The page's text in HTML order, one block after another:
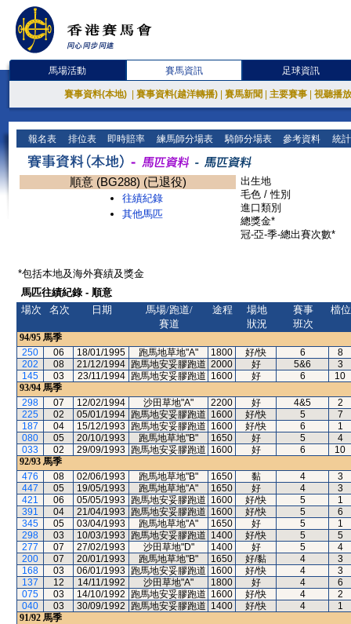
馬場活動 賽馬資訊 足球資訊
賽事資料(本地) 賽事資料(越洋轉播) 賽馬新聞 主要賽事 視聽播
報名表 排位表 即時賠率 練馬師分場表 騎師分場表 參考資料 統
順意 (BG288) (已退役)
往績紀錄
其他馬匹
出生地
毛色 / 性別
進口類別
總獎金*
冠-亞-季-總出賽次數*
*包括本地及海外賽績及獎金
馬匹往績紀錄 - 順意
場次
名次 日期
馬場/跑道/
賽道
途程
場地
狀況
賽事
班次
檔位
94/95 馬季
250
06 18/01/1995 跑馬地草地"A" 1800 好/快 6
8
202
08 21/12/1994 跑馬地安妥膠跑道 2000 好 5&6
3
145
03 23/11/1994 跑馬地安妥膠跑道 1600 好 6
10
93/94 馬季
298
07 12/02/1994 沙田草地"A" 2200 好 4&5
2
225
02 05/01/1994 跑馬地安妥膠跑道 1600 好/快 5
7
187
04 15/12/1993 跑馬地安妥膠跑道 1600 好/快 6
1
080
05 20/10/1993 跑馬地草地"B" 1650 好 5
4
033
02 29/09/1993 跑馬地安妥膠跑道 1600 好 6
10
92/93 馬季
476
08 02/06/1993 跑馬地草地"B" 1650 黏 4
3
447
05 19/05/1993 跑馬地草地"A" 1650 好 4
3
421
06 05/05/1993 跑馬地安妥膠跑道 1600 好/快 5
1
391
04 21/04/1993 跑馬地安妥膠跑道 1600 好/快 5
6
345
05 03/04/1993 跑馬地草地"A" 1650 好 5
1
298
03 10/03/1993 跑馬地安妥膠跑道 1400 好/快 5
5
277
07 27/02/1993 沙田草地"D" 1400 好 5
4
200
07 20/01/1993 跑馬地草地"B" 1650 好/黏 4
3
168
03 06/01/1993 跑馬地安妥膠跑道 1600 好/快 4
3
137
12 14/11/1992 沙田草地"A" 1800 好 4
6
075
03 14/10/1992 跑馬地安妥膠跑道 1600 好/快 4
2
040
03 30/09/1992 跑馬地安妥膠跑道 1400 好/快 4
1
91/92 馬季